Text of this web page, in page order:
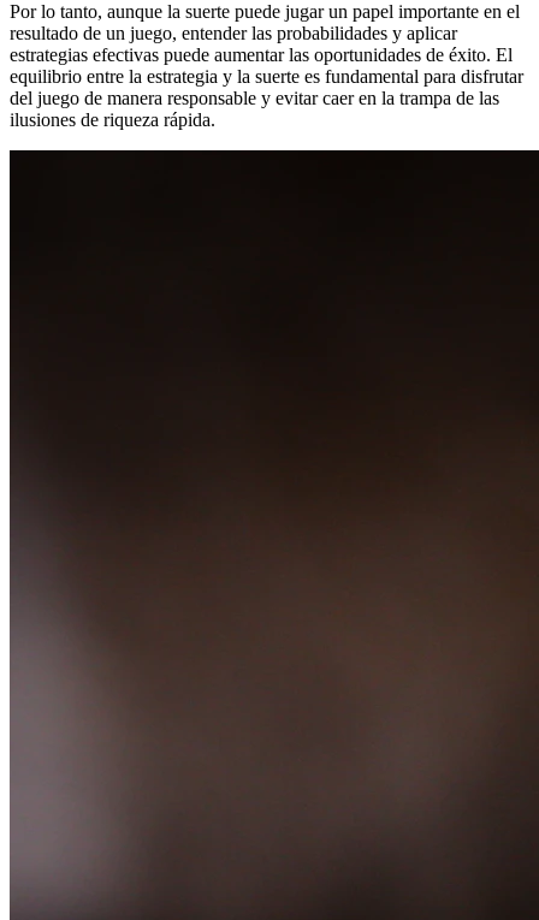
Por lo tanto, aunque la suerte puede jugar un papel importante en el
resultado de un juego, entender las probabilidades y aplicar
estrategias efectivas puede aumentar las oportunidades de éxito. El
equilibrio entre la estrategia y la suerte es fundamental para disfrutar
del juego de manera responsable y evitar caer en la trampa de las
ilusiones de riqueza rápida.